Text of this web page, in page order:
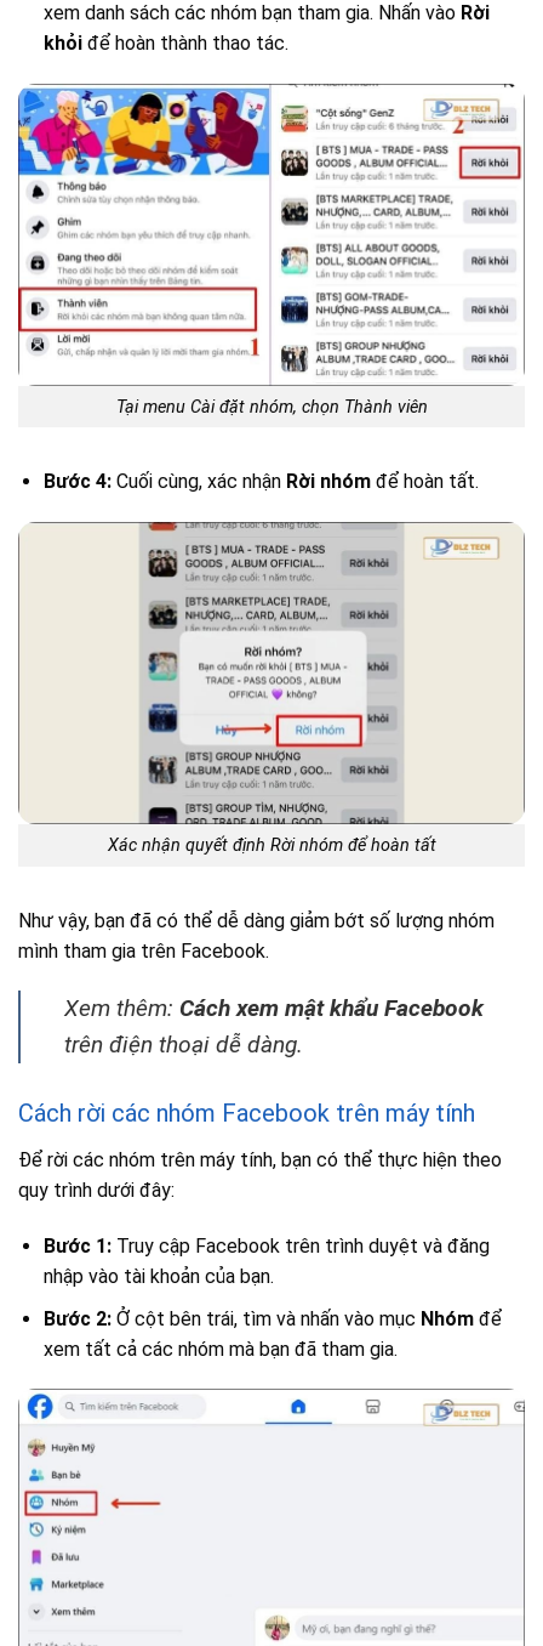
xem danh sách các nhóm bạn tham gia. Nhấn vào Rời
khỏiđể hoàn thành thao tác.
Tại menu Cài đặt nhóm, chọn Thành viên
Bước 4:Cuối cùng, xác nhận Rời nhómđể hoàn tất.
Xác nhận quyết định Rời nhóm để hoàn tất
Như vậy, bạn đã có thể dễ dàng giảm bớt số lượng nhóm
mình tham gia trên Facebook.
Xem thêm: Cách xem mật khẩu Facebook
trên điện thoại dễ dàng.
Cách rời các nhóm Facebook trên máy tính
Để rời các nhóm trên máy tính, bạn có thể thực hiện theo
quy trình dưới đây:
Bước 1:Truy cập Facebook trên trình duyệt và đăng
nhập vào tài khoản của bạn.
Bước 2:Ở cột bên trái, tìm và nhấn vào mục Nhómđể
xem tất cả các nhóm mà bạn đã tham gia.